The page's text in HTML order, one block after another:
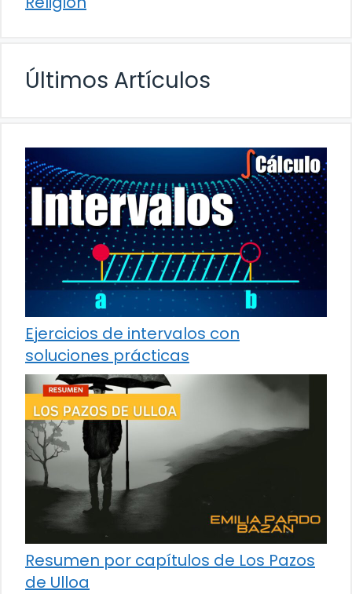
Últimos Artículos
Ejercicios de intervalos con
soluciones prácticas
Resumen por capítulos de Los Pazos
de Ulloa